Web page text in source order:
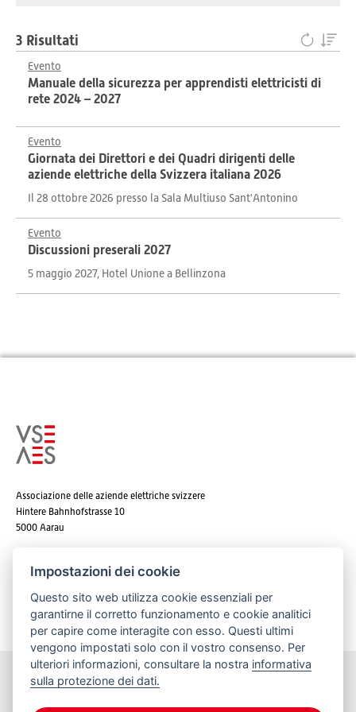
3 Risultati
Evento
Manuale della sicurezza per apprendisti elettricisti di
rete 2024 – 2027
Evento
Giornata dei Direttori e dei Quadri dirigenti delle
aziende elettriche della Svizzera italiana 2026
Il 28 ottobre 2026 presso la Sala Multiuso Sant'Antonino
Evento
Discussioni preserali 2027
5 maggio 2027, Hotel Unione a Bellinzona
Associazione delle aziende elettriche svizzere
Hintere Bahnhofstrasse 10
5000 Aarau
E-mail: info@strom.ch
Rimanere informato
Impostazioni dei cookie
Questo sito web utilizza cookie essenziali per
garantirne il corretto funzionamento e cookie analitici
per capire come interagite con esso. Questi ultimi
vengono impostati solo con il vostro consenso. Per
ulteriori informazioni, consultare la nostra informativa
sulla protezione dei dati.